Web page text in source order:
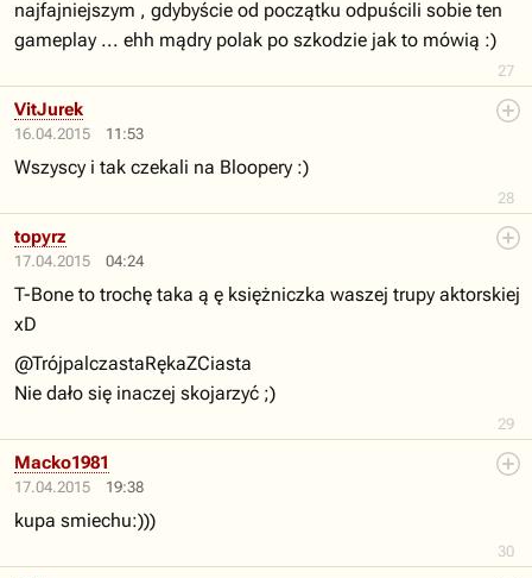
27
najfajniejszym , gdybyście od początku odpuścili sobie ten
gameplay ... ehh mądry polak po szkodzie jak to mówią :)
16.04.2015 11:53
28
VitJurek
Wszyscy i tak czekali na Bloopery :)
17.04.2015 04:24
29
topyrz
T-Bone to trochę taka ą ę księżniczka waszej trupy aktorskiej
xD
@TrójpalczastaRękaZCiasta
Nie dało się inaczej skojarzyć ;)
17.04.2015 19:38
30
Macko1981
kupa smiechu:)))